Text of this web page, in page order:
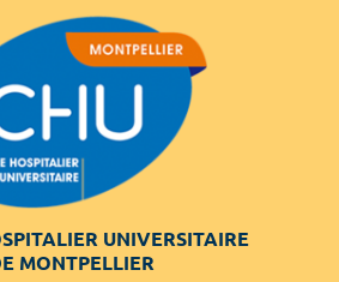
UNIVERSITAIRE
MONTPELLIER